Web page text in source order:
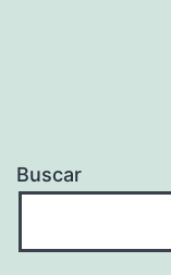
Buscar